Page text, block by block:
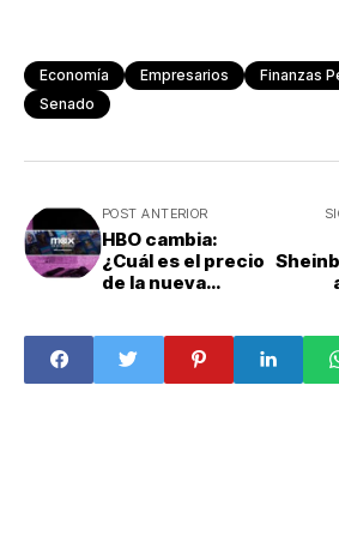
Economía Empresarios Finanzas
Senado
POST ANTERIOR
HBO cambia:
¿Cuál es el precio
de la nueva